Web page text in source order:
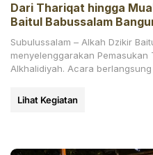
Dari Thariqat hingga
Baitul Babussalam
Berkelanjutan, di Bawah
Padang
Subulussalam – Alkah Dzikir
menyelenggarakan Pemasukan
Alkhalidiyah. Acara
Lihat Kegiatan